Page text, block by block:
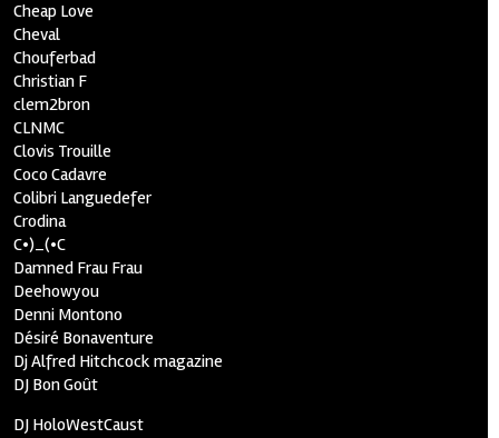
Cheap Love
Cheval
Chouferbad
Christian F
clem2bron
CLNMC
Clovis Trouille
Coco Cadavre
Colibri Languedefer
Crodina
C•)_(•C
Damned Frau Frau
Deehowyou
Denni Montono
Désiré Bonaventure
Dj Alfred Hitchcock magazine
DJ Bon Goût
DJ HoloWestCaust